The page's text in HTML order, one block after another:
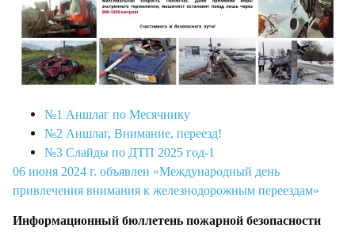
№1 Аншлаг по Месячнику
№2 Аншлаг, Внимание, переезд!
№3 Слайды по ДТП 2025 год-1
06 июня 2024 г. объявлен «Международный день
привлечения внимания к железнодорожным переездам»
Информационный бюллетень пожарной безопасности